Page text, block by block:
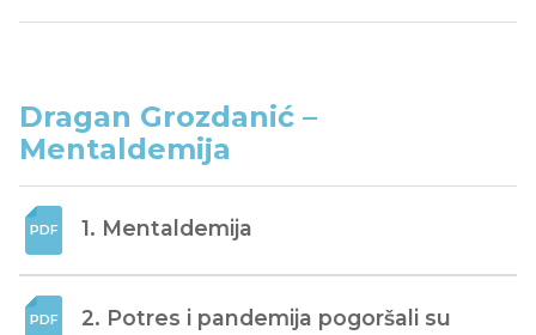
Dragan Grozdanić –
Mentaldemija
1. Mentaldemija
2. Potres i pandemija pogoršali su